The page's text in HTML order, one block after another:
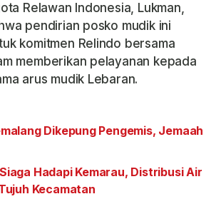
Relawan Indonesia, Lukman,
pendirian posko mudik ini
komitmen Relindo bersama
memberikan pelayanan kepada
arus mudik Lebaran.
Dikepung Pengemis, Jemaah
Hadapi Kemarau, Distribusi Air
Kecamatan